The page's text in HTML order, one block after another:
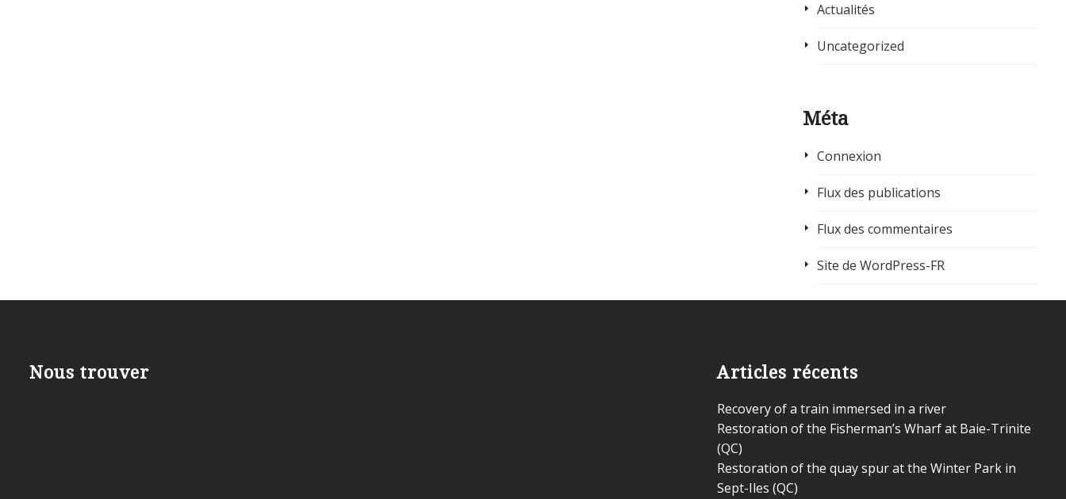
Actualités
Uncategorized
Méta
Connexion
Flux des publications
Flux des commentaires
Site de WordPress-FR
Nous trouver Articles récents
Recovery of a train immersed in a river
Restoration of the Fisherman’s Wharf at Baie-Trinite
(QC)
Restoration of the quay spur at the Winter Park in
Sept-Iles (QC)